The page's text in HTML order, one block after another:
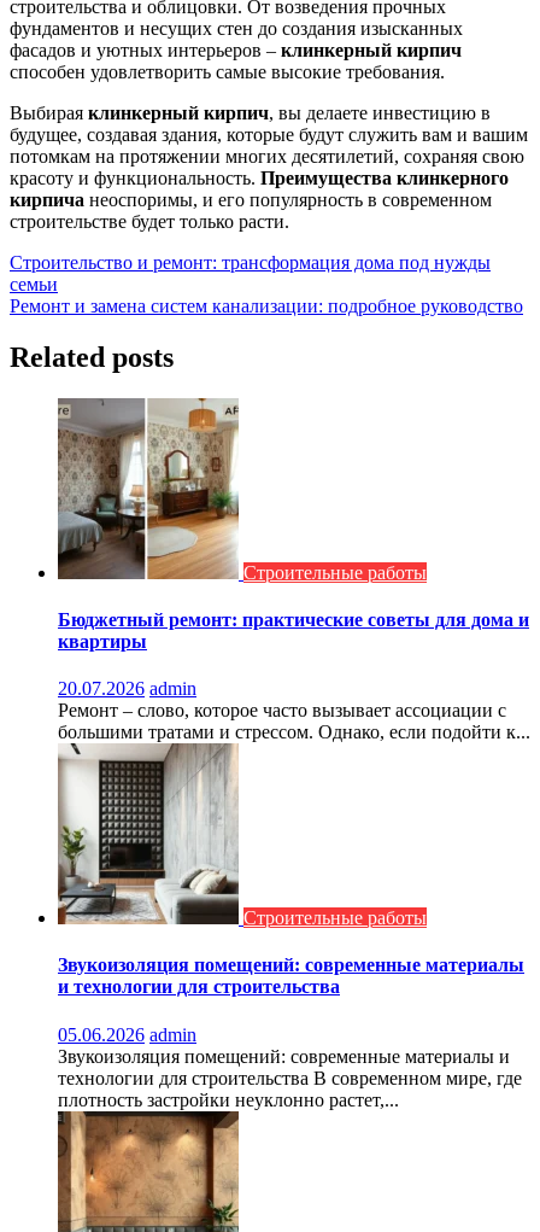
строительства и облицовки. От возведения прочных
фундаментов и несущих стен до создания изысканных
фасадов и уютных интерьеров – клинкерный кирпич
способен удовлетворить самые высокие требования.
Выбирая клинкерный кирпич, вы делаете инвестицию в
будущее, создавая здания, которые будут служить вам и вашим
потомкам на протяжении многих десятилетий, сохраняя свою
красоту и функциональность. Преимущества клинкерного
кирпича неоспоримы, и его популярность в современном
строительстве будет только расти.
Навигация
по
Строительство и ремонт: трансформация дома под нужды
семьи
Ремонт и замена систем канализации: подробное руководство
Related posts
Строительные работы
Бюджетный ремонт: практические советы для дома и
квартиры
20.07.2026 admin
Ремонт – слово, которое часто вызывает ассоциации с
большими тратами и стрессом. Однако, если подойти к...
Строительные работы
Звукоизоляция помещений: современные материалы
и технологии для строительства
05.06.2026 admin
Звукоизоляция помещений: современные материалы и
технологии для строительства В современном мире, где
плотность застройки неуклонно растет,...